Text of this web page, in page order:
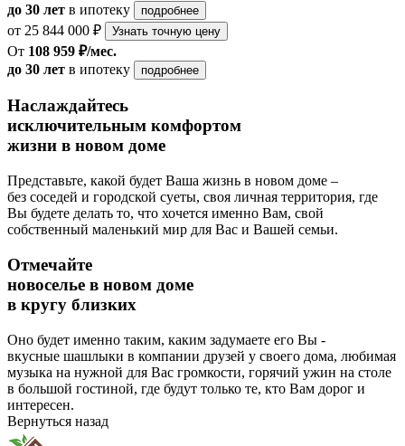
до 30 лет в ипотеку подробнее
от 25 844 000 ₽ Узнать точную цену
От 108 959 ₽/мес.
до 30 лет в ипотеку подробнее
Наслаждайтесь
исключительным комфортом
жизни в новом доме
Представьте, какой будет Ваша жизнь в новом доме –
без соседей и городской суеты, своя личная территория, где
Вы будете делать то, что хочется именно Вам, свой
собственный маленький мир для Вас и Вашей семьи.
Отмечайте
новоселье в новом доме
в кругу близких
Оно будет именно таким, каким задумаете его Вы -
вкусные шашлыки в компании друзей у своего дома, любимая
музыка на нужной для Вас громкости, горячий ужин на столе
в большой гостиной, где будут только те, кто Вам дорог и
интересен.
Вернуться назад